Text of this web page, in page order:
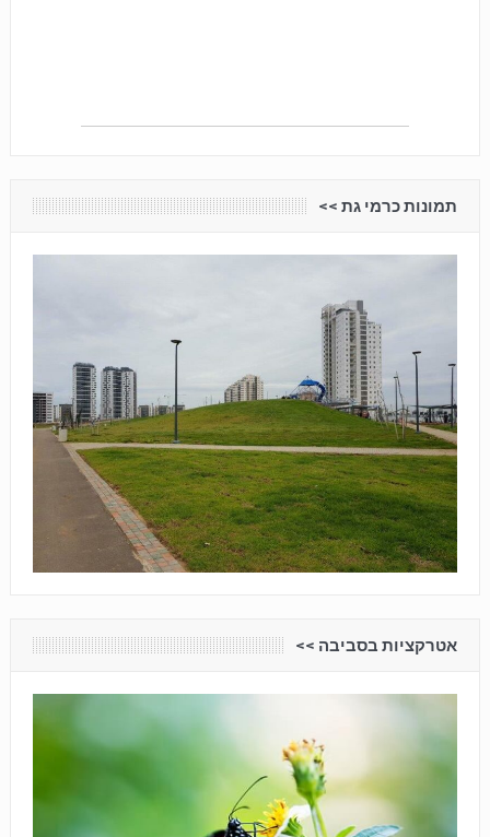
תמונות כרמי גת <<
אטרקציות בסביבה <<